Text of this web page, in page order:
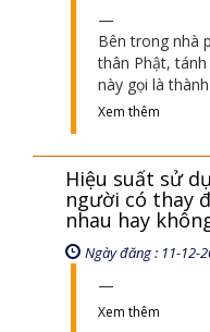
Bên trong nhà
thân Phật,
này gọi là
Xem thêm
Hiệu suất sử
người có thay
nhau hay
Ngày đăng : 11-12-
Xem thêm